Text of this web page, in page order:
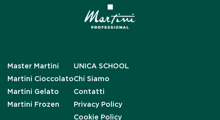
Master Martini
Martini Cioccolato
Martini Gelato
Martini Frozen
UNICA SCHOOL
Chi Siamo
Contatti
Privacy Policy
Cookie Policy